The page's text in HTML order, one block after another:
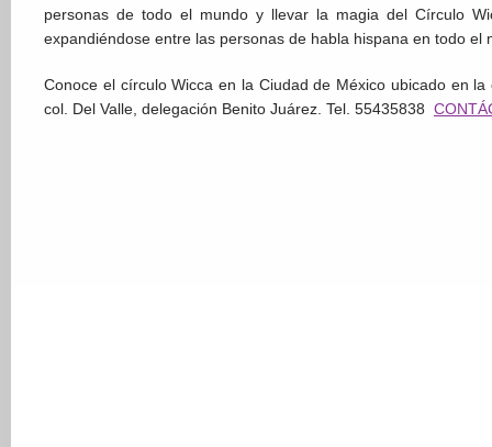
personas de todo el mundo y llevar la magia del Círculo
expandiéndose entre las personas de habla hispana en todo el
Conoce el círculo Wicca en la Ciudad de México ubicado en
col. Del Valle, delegación Benito Juárez. Tel. 55435838